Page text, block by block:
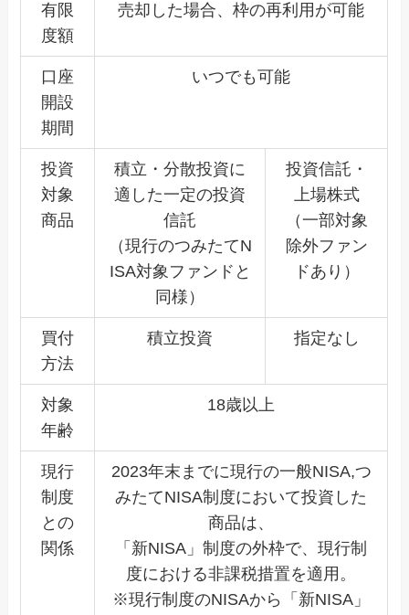
有限
度額
売却した場合、枠の再利用が可能
口座
開設
期間
いつでも可能
投資
対象
商品
積立・分散投資に
適した一定の投資
信託
（現行のつみたてN
ISA対象ファンドと
同様）
投資信託・
上場株式
（一部対象
除外ファン
ドあり）
買付
方法
積立投資 指定なし
対象
年齢
18歳以上
現行
制度
との
関係
2023年末までに現行の一般NISA,つ
みたてNISA制度において投資した
商品は、
「新NISA」制度の外枠で、現行制
度における非課税措置を適用。
※現行制度のNISAから「新NISA」